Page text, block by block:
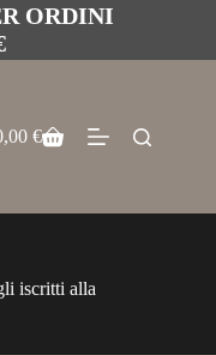
ORDINI
€
iscritti alla